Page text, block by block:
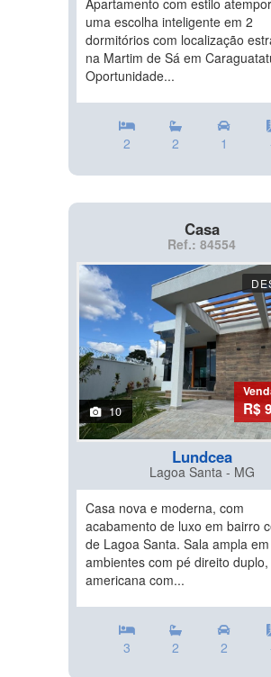
Apartamento com estilo
uma escolha inteligente em 2
dormitórios com localização
na Martim de Sá em
Oportunidade...
2 2 1
Casa
Ref.: 84554
10 R$
Lundcea
Lagoa Santa - MG
Casa nova e moderna, com
acabamento de luxo em bairro
de Lagoa Santa. Sala ampla
ambientes com pé direito
americana com...
3 2 2